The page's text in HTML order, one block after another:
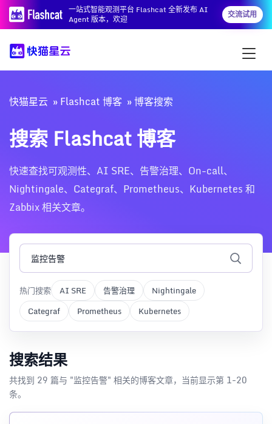
一站式智能观测平台 Flashcat 全新发布 AI
Agent 版本，欢迎
交流试用
快猫星云 Flashcat 博客 博客搜索
搜索 Flashcat 博客
快速查找可观测性、AI SRE、告警治理、On-call、
Nightingale、Categraf、Prometheus、Kubernetes 和
Zabbix 相关文章。
热门搜索 AI SRE 告警治理
Nightingale
Categraf
Prometheus Kubernetes
搜索结果
共找到 29 篇与 "监控告警" 相关的博客文章，当前显示第 1-20
条。